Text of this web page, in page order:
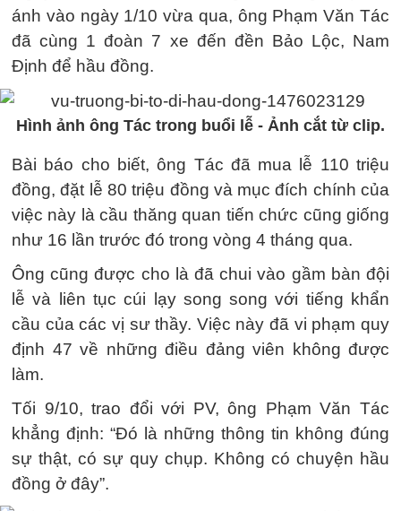
ánh vào ngày 1/10 vừa qua, ông Phạm Văn Tác
đã cùng 1 đoàn 7 xe đến đền Bảo Lộc, Nam
Định để hầu đồng.
Hình ảnh ông Tác trong buổi lễ - Ảnh cắt từ clip.
Bài báo cho biết, ông Tác đã mua lễ 110 triệu
đồng, đặt lễ 80 triệu đồng và mục đích chính của
việc này là cầu thăng quan tiến chức cũng giống
như 16 lần trước đó trong vòng 4 tháng qua.
Ông cũng được cho là đã chui vào gầm bàn đội
lễ và liên tục cúi lạy song song với tiếng khẩn
cầu của các vị sư thầy. Việc này đã vi phạm quy
định 47 về những điều đảng viên không được
làm.
Tối 9/10, trao đổi với PV, ông Phạm Văn Tác
khẳng định: “Đó là những thông tin không đúng
sự thật, có sự quy chụp. Không có chuyện hầu
đồng ở đây”.